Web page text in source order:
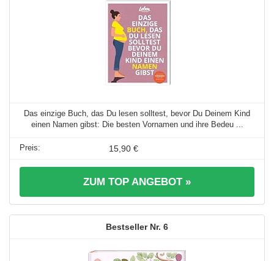
Das einzige Buch, das Du lesen solltest, bevor Du Deinem Kind
einen Namen gibst: Die besten Vornamen und ihre Bedeu ...
15,90 €
ZUM TOP ANGEBOT »
6